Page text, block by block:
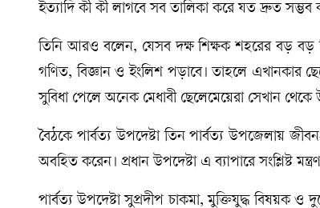
ইত্যাদি কী কী লাগবে সব তালিকা করে যত দ্রুত
তিনি আরও বলেন, যেসব দক্ষ শিক্ষক শহরের বড় বড়
গণিত, বিজ্ঞান ও ইংলিশ পড়াবে। তাহলে এখানকার
সুবিধা পেলে অনেক মেধাবী ছেলেমেয়েরা সেখান
বৈঠকে পার্বত্য উপদেষ্টা তিন পার্বত্য উপজেলায়
অবহিত করেন। প্রধান উপদেষ্টা এ ব্যাপারে সংশ্লিষ্ট
পার্বত্য উপদেষ্টা সুপ্রদীপ চাকমা, মুক্তিযুদ্ধ